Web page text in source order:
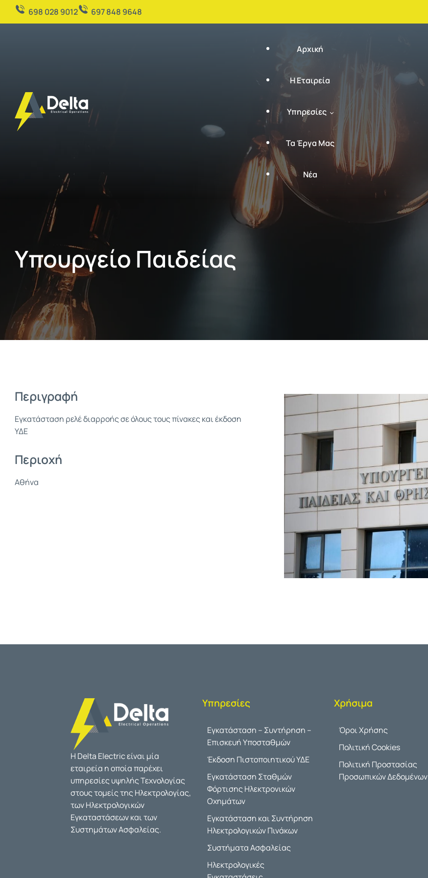
698 028 9012 697 848 9648
Αρχική
Η Εταιρεία
Υπηρεσίες
Εγκατάσταση – Συντήρηση –
Επισκευή Υποσταθμών
Έκδοση Πιστοποιητικού ΥΔΕ
Τα Έργα Μας
Νέα
Υπουργείο Παιδείας
Περιγραφή
Εγκατάσταση ρελέ διαρροής σε όλους τους πίνακες και έκδοση
ΥΔΕ
Περιοχή
Αθήνα
Η Delta Electric είναι μία
εταιρεία η οποία παρέχει
υπηρεσίες υψηλής Τεχνολογίας
στους τομείς της Ηλεκτρολογίας,
των Ηλεκτρολογικών
Εγκαταστάσεων και των
Συστημάτων Ασφαλείας.
Υπηρεσίες
Εγκατάσταση – Συντήρηση –
Επισκευή Υποσταθμών
Έκδοση Πιστοποιητικού ΥΔΕ
Εγκατάσταση Σταθμών
Φόρτισης Ηλεκτρονικών
Οχημάτων
Εγκατάσταση και Συντήρηση
Ηλεκτρολογικών Πινάκων
Συστήματα Ασφαλείας
Ηλεκτρολογικές
Χρήσιμα
Όροι Χρήσης
Πολιτική Cookies
Πολιτική Προστασίας
Προσωπικών Δεδομένων